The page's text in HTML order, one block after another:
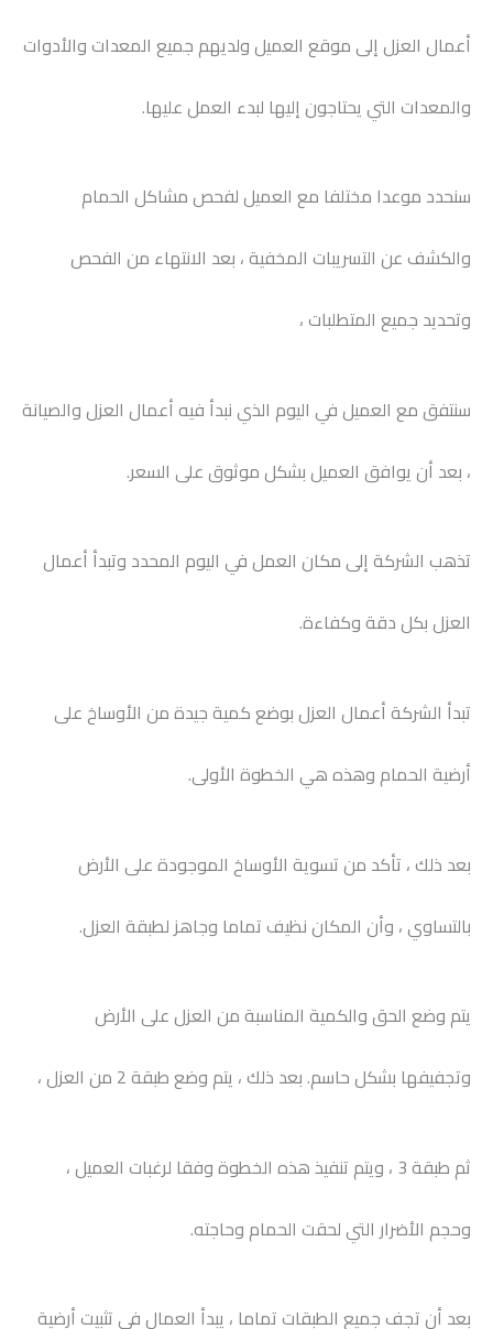
أعمال العزل إلى موقع العميل ولديهم جميع المعدات والأدوات
والمعدات التي يحتاجون إليها لبدء العمل عليها.
سنحدد موعدا مختلفا مع العميل لفحص مشاكل الحمام
والكشف عن التسريبات المخفية ، بعد الانتهاء من الفحص
وتحديد جميع المتطلبات ،
سنتفق مع العميل في اليوم الذي نبدأ فيه أعمال العزل والصيانة
، بعد أن يوافق العميل بشكل موثوق على السعر.
تذهب الشركة إلى مكان العمل في اليوم المحدد وتبدأ أعمال
العزل بكل دقة وكفاءة.
تبدأ الشركة أعمال العزل بوضع كمية جيدة من الأوساخ على
أرضية الحمام وهذه هي الخطوة الأولى.
بعد ذلك ، تأكد من تسوية الأوساخ الموجودة على الأرض
بالتساوي ، وأن المكان نظيف تماما وجاهز لطبقة العزل.
يتم وضع الحق والكمية المناسبة من العزل على الأرض
وتجفيفها بشكل حاسم. بعد ذلك ، يتم وضع طبقة 2 من العزل ،
ثم طبقة 3 ، ويتم تنفيذ هذه الخطوة وفقا لرغبات العميل ،
وحجم الأضرار التي لحقت الحمام وحاجته.
بعد أن تجف جميع الطبقات تماما ، يبدأ العمال في تثبيت أرضية